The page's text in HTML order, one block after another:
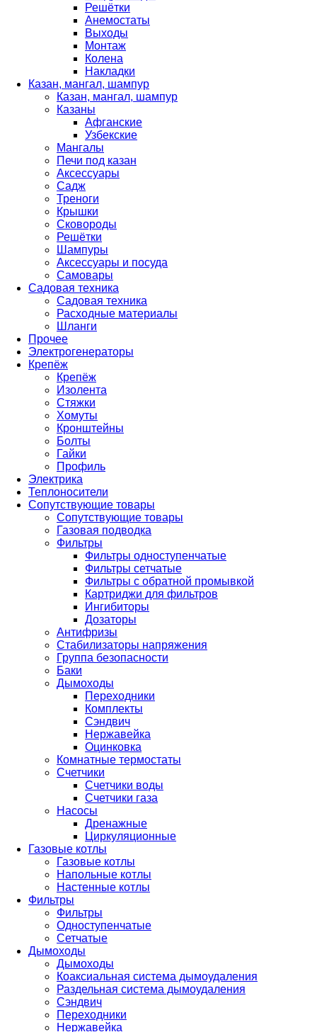
Решётки
Анемостаты
Выходы
Монтаж
Колена
Накладки
Казан, мангал, шампур
Казан, мангал, шампур
Казаны
Афганские
Узбекские
Мангалы
Печи под казан
Аксессуары
Садж
Треноги
Крышки
Сковороды
Решётки
Шампуры
Аксессуары и посуда
Самовары
Садовая техника
Садовая техника
Расходные материалы
Шланги
Прочее
Электрогенераторы
Крепёж
Крепёж
Изолента
Стяжки
Хомуты
Кронштейны
Болты
Гайки
Профиль
Электрика
Теплоносители
Сопутствующие товары
Сопутствующие товары
Газовая подводка
Фильтры
Фильтры одноступенчатые
Фильтры сетчатые
Фильтры с обратной промывкой
Картриджи для фильтров
Ингибиторы
Дозаторы
Антифризы
Стабилизаторы напряжения
Группа безопасности
Баки
Дымоходы
Переходники
Комплекты
Сэндвич
Нержавейка
Оцинковка
Комнатные термостаты
Счетчики
Счетчики воды
Счетчики газа
Насосы
Дренажные
Циркуляционные
Газовые котлы
Газовые котлы
Напольные котлы
Настенные котлы
Фильтры
Фильтры
Одноступенчатые
Сетчатые
Дымоходы
Дымоходы
Коаксиальная система дымоудаления
Раздельная система дымоудаления
Сэндвич
Переходники
Нержавейка